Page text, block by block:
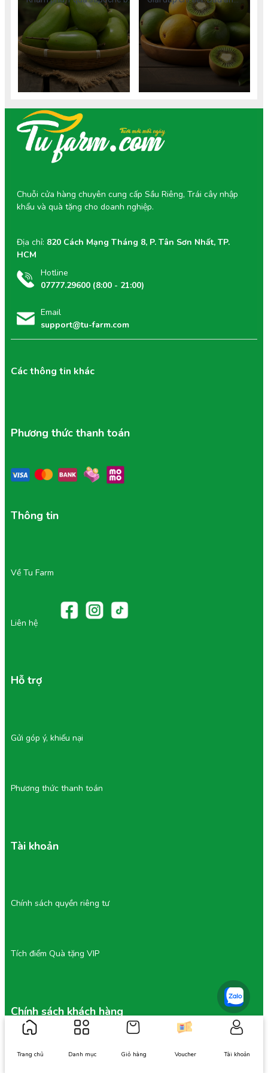
nhiêu calo, lượng calo trong
sinh tố sapoche và bí quyết
ăn hồng xiêm không lo tăng
cân. Tìm hiểu giá trị dinh
sapoche được không? Khám
phá 5 lợi ích vàng, liều lượng
an toàn và cách chọn hồng
xiêm chuẩn VietGAP tốt cho
mẹ và thai nhi.
Hotline
07777.29600 (8:00 - 21:00)
Email
support@tu-farm.com
Các thông tin khác
Chuỗi cửa hàng chuyên cung cấp Sầu Riêng, Trái cây nhập
khẩu và quà tặng cho doanh nghiệp.
Địa chỉ: 820 Cách Mạng Tháng 8, P. Tân Sơn Nhất, TP.
HCM
Phương thức thanh toán
Thông tin
Về Tu Farm
Liên hệ
Hỗ trợ
Chính sách khách hàng
Tích điểm Quà tặng VIP
Chính sách quyền riêng tư
Tài khoản
Phương thức thanh toán
Gửi góp ý, khiếu nại